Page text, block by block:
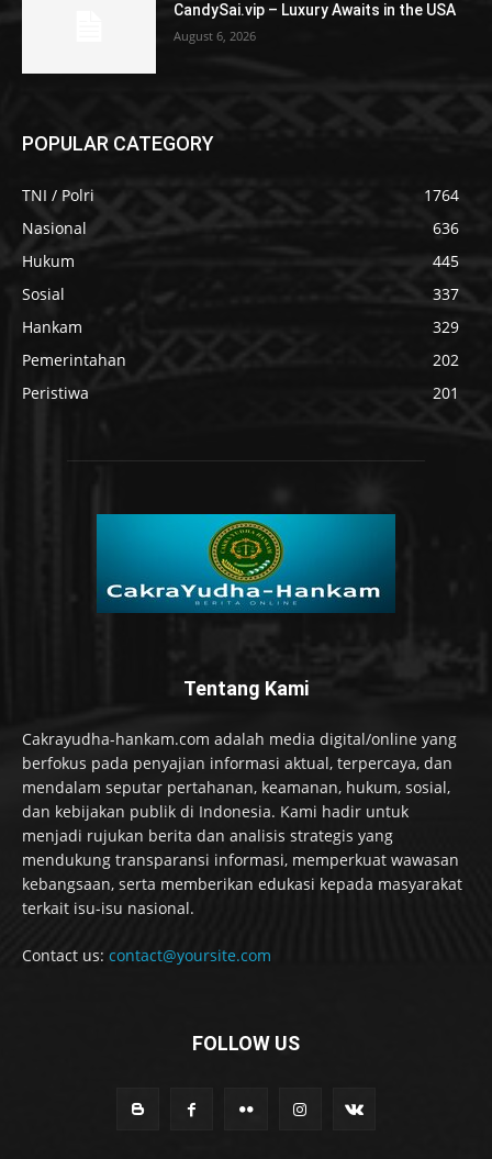
CandySai.vip – Luxury Awaits in the USA
August 6, 2026
POPULAR CATEGORY
TNI / Polri
1764
Nasional
636
Hukum
445
Sosial
337
Hankam
329
Pemerintahan
202
Peristiwa
201
Tentang Kami
Cakrayudha-hankam.com adalah media digital/online yang
berfokus pada penyajian informasi aktual, terpercaya, dan
mendalam seputar pertahanan, keamanan, hukum, sosial,
dan kebijakan publik di Indonesia. Kami hadir untuk
menjadi rujukan berita dan analisis strategis yang
mendukung transparansi informasi, memperkuat wawasan
kebangsaan, serta memberikan edukasi kepada masyarakat
terkait isu-isu nasional.
Contact us: contact@yoursite.com
FOLLOW US